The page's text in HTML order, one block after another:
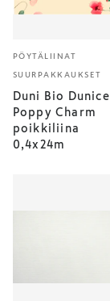
PÖYTÄLIINAT
SUURPAKKAUKSET
Duni Bio Dunicel
Poppy Charm
poikkiliina
0,4x24m